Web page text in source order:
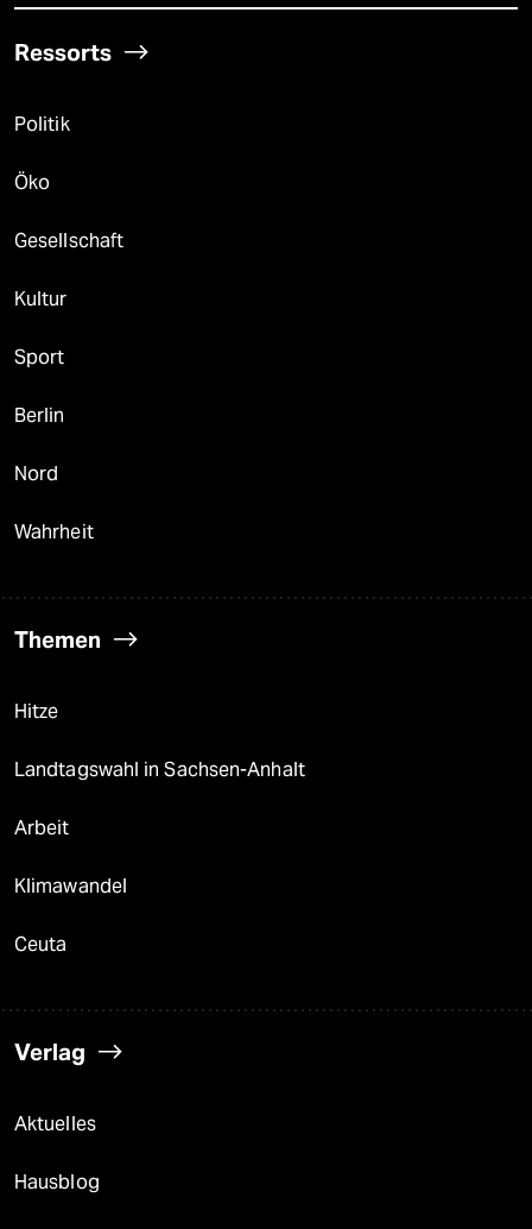
Ressorts
Politik
Öko
Gesellschaft
Kultur
Sport
Berlin
Nord
Wahrheit
Themen
Hitze
Landtagswahl in Sachsen-Anhalt
Arbeit
Klimawandel
Ceuta
Verlag
Aktuelles
Hausblog